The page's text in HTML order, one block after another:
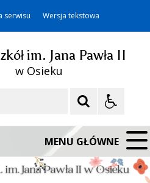
serwisu Wersja tekstowa
im. Jana Pawła II
w Osieku
MENU GŁÓWNE